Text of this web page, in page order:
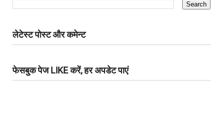
लेटेस्ट पोस्ट और कमेन्ट
फेसबुक पेज LIKE करें, हर अपडेट पाएं